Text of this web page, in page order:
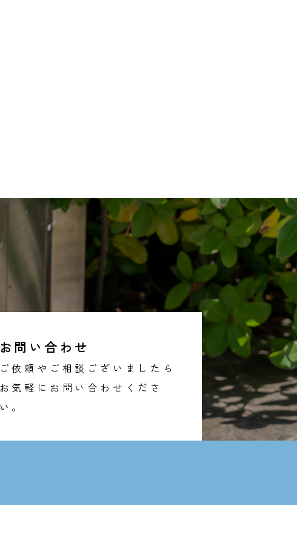
お問い合わせ
ご依頼やご相談ございましたら
お気軽にお問い合わせくださ
い。